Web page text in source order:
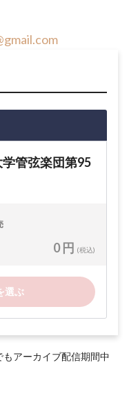
管弦楽団第95
0 円 (税込)
選ぶ
アーカイブ配信期間中